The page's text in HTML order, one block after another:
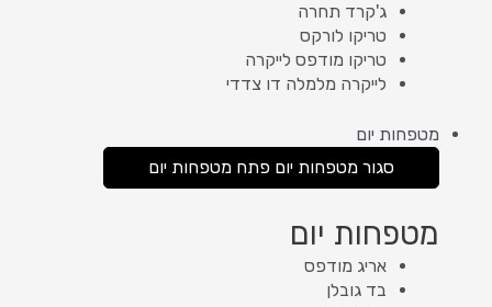
ג'קרד תחרה
טריקו לורקס
טריקו מודפס לייקרה
לייקרה מלמלה דו צדדי
מטפחות יום
סגור מטפחות יום פתח מטפחות יום
מטפחות יום
אריג מודפס
בד גובלן